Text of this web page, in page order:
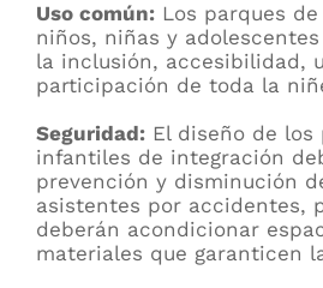
Uso común: Los parques
niños, niñas y
la inclusión, accesibilidad,
participación de toda la
Seguridad: El diseño de los
infantiles de integración
prevención y disminución
asistentes por accidentes,
deberán acondicionar
materiales que garanticen